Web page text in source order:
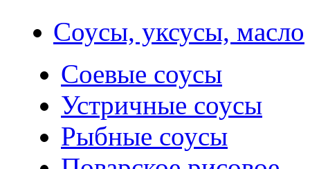
Соусы, уксусы, масло
Соевые соусы
Устричные соусы
Рыбные соусы